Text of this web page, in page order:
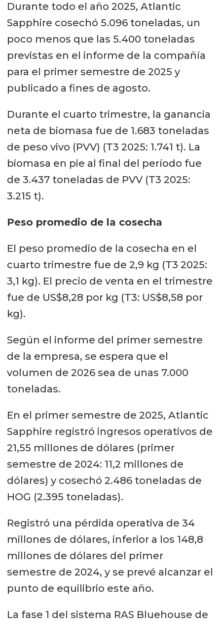
Durante todo el año 2025, Atlantic
Sapphire cosechó 5.096 toneladas, un
poco menos que las 5.400 toneladas
previstas en el informe de la compañía
para el primer semestre de 2025 y
publicado a fines de agosto.
Durante el cuarto trimestre, la ganancia
neta de biomasa fue de 1.683 toneladas
de peso vivo (PVV) (T3 2025: 1.741 t). La
biomasa en pie al final del período fue
de 3.437 toneladas de PVV (T3 2025:
3.215 t).
Peso promedio de la cosecha
El peso promedio de la cosecha en el
cuarto trimestre fue de 2,9 kg (T3 2025:
3,1 kg). El precio de venta en el trimestre
fue de US$8,28 por kg (T3: US$8,58 por
kg).
Según el informe del primer semestre
de la empresa, se espera que el
volumen de 2026 sea de unas 7.000
toneladas.
En el primer semestre de 2025, Atlantic
Sapphire registró ingresos operativos de
21,55 millones de dólares (primer
semestre de 2024: 11,2 millones de
dólares) y cosechó 2.486 toneladas de
HOG (2.395 toneladas).
Registró una pérdida operativa de 34
millones de dólares, inferior a los 148,8
millones de dólares del primer
semestre de 2024, y se prevé alcanzar el
punto de equilibrio este año.
La fase 1 del sistema RAS Bluehouse de